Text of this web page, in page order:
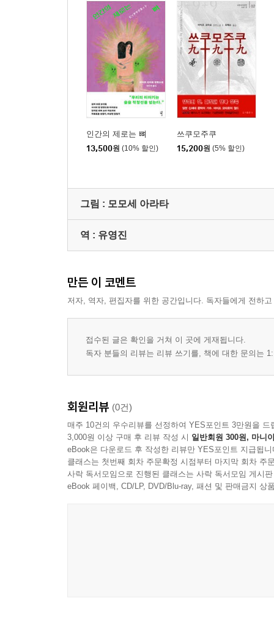
인간의 제로는 뼈
13,500원 (10% 할인)
쓰쿠모주쿠
15,200원 (5% 할인)
그림 : 모모세 아라타
역 : 유영진
만든 이 코멘트
저자, 역자, 편집자를 위한 공간입니다. 독자들에게 전하
접수된 글은 확인을 거쳐 이 곳에 게재됩니다.
독자 분들의 리뷰는 리뷰 쓰기를, 책에 대한 문의는
회원리뷰 (0건)
매주 10건의 우수리뷰를 선정하여 YES포인트 3만원을 드
3,000원 이상 구매 후 리뷰 작성 시 일반회원 300원, 마니
eBook은 다운로드 후 작성한 리뷰만 YES포인트 지급됩니
클래스는 첫번째 회차 주문확정 시점부터 마지막 회차 주
사락 독서모임으로 진행된 클래스는 사락 독서모임 게시
eBook 페이백, CD/LP, DVD/Blu-ray, 패션 및 판매금지 상